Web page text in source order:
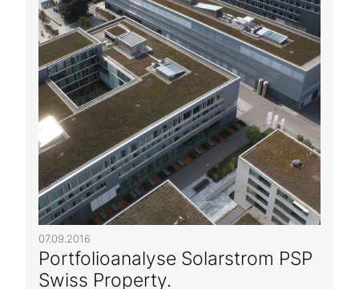
07.09.2016
Portfolioanalyse Solarstrom PSP
Swiss Property.